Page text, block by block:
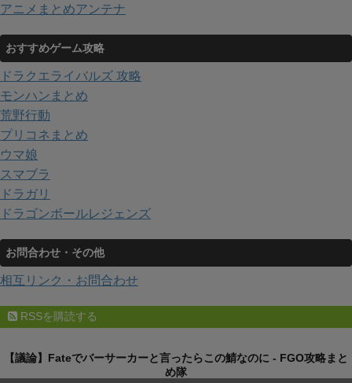
アニメまとめアンテナ
おすすめゲーム攻略
ドラクエライバルズ 攻略
モンハンまとめ
荒野行動
プリコネまとめ
ウマ娘
スマブラ
ドラガリ
ドラゴンボールレジェンズ
お問合わせ・その他
相互リンク・お問合わせ
RSSを購読する
【議論】Fateでバーサーカーと言ったらこの鯖なのに - FGO攻略まと
め隊